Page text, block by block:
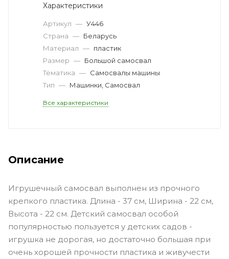
Характеристики
Артикул — У446
Страна — Беларусь
Материал — пластик
Размер — Большой самосвал
Тематика — Самосвалы машины
Тип — Машинки, Самосвал
Все характеристики
Описание
Игрушечный самосвал выполнен из прочного
крепкого пластика. Длина - 37 см, Ширина - 22 см,
Высота - 22 см. Детский самосвал особой
популярностью пользуется у детских садов -
игрушка не дорогая, но достаточно большая при
очень хорошей прочности пластика и живучести